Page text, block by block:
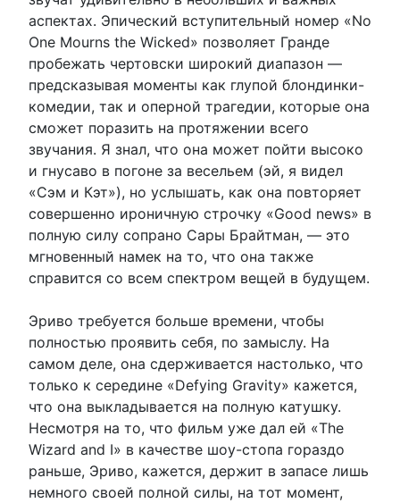
аспектах. Эпический вступительный номер «No
One Mourns the Wicked» позволяет Гранде
пробежать чертовски широкий диапазон —
предсказывая моменты как глупой блондинки-
комедии, так и оперной трагедии, которые она
сможет поразить на протяжении всего
звучания. Я знал, что она может пойти высоко
и гнусаво в погоне за весельем (эй, я видел
«Сэм и Кэт»), но услышать, как она повторяет
совершенно ироничную строчку «Good news» в
полную силу сопрано Сары Брайтман, — это
мгновенный намек на то, что она также
справится со всем спектром вещей в будущем.
Эриво требуется больше времени, чтобы
полностью проявить себя, по замыслу. На
самом деле, она сдерживается настолько, что
только к середине «Defying Gravity» кажется,
что она выкладывается на полную катушку.
Несмотря на то, что фильм уже дал ей «The
Wizard and I» в качестве шоу-стопа гораздо
раньше, Эриво, кажется, держит в запасе лишь
немного своей полной силы, на тот момент,